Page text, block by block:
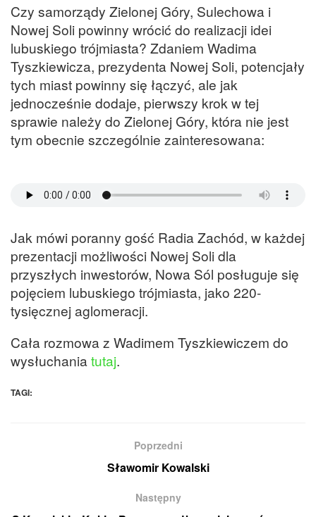
Czy samorządy Zielonej Góry, Sulechowa i
Nowej Soli powinny wrócić do realizacji idei
lubuskiego trójmiasta? Zdaniem Wadima
Tyszkiewicza, prezydenta Nowej Soli, potencjały
tych miast powinny się łączyć, ale jak
jednocześnie dodaje, pierwszy krok w tej
sprawie należy do Zielonej Góry, która nie jest
tym obecnie szczególnie zainteresowana:
Jak mówi poranny gość Radia Zachód, w każdej
prezentacji możliwości Nowej Soli dla
przyszłych inwestorów, Nowa Sól posługuje się
pojęciem lubuskiego trójmiasta, jako 220-
tysięcznej aglomeracji.
Cała rozmowa z Wadimem Tyszkiewiczem do
wysłuchaniatutaj.
TAGI:
Poprzedni
Sławomir Kowalski
Następny